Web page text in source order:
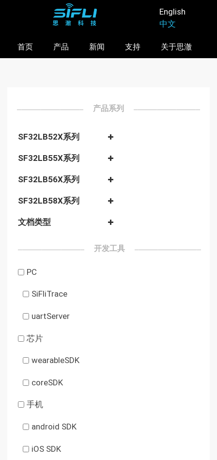
要
English
中文
首页 产品 新闻 支持 关于思澈
产品系列
SF32LB52X系列
SF32LB55X系列
SF32LB56X系列
SF32LB58X系列
文档类型
开发工具
PC
SiFliTrace
uartServer
芯片
wearableSDK
coreSDK
手机
android SDK
iOS SDK